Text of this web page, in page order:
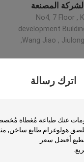
اترك رسالة
المصنعة
No4, 7 Floor ,
development
,Wang Jiao ,
ممون
على افضل سعر ل